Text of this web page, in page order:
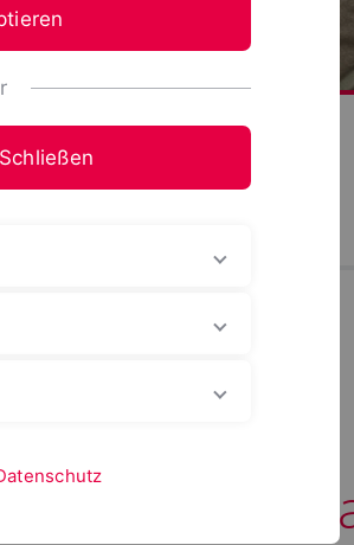
zur Zeit